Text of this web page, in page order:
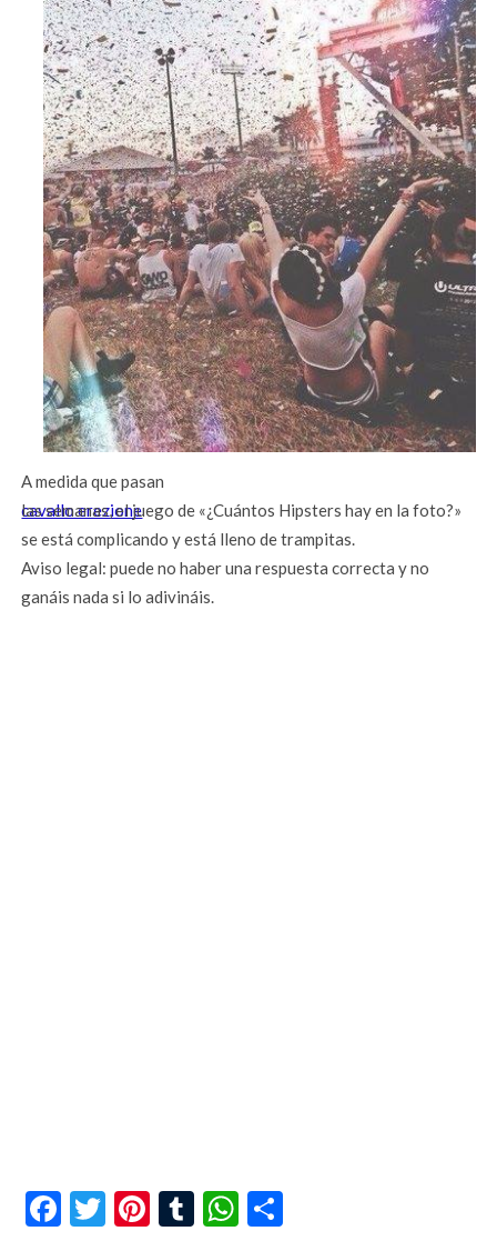
A medida que pasan
cavallo erezione
las semanas, el juego de «¿Cuántos Hipsters hay en la foto?»
se está complicando y está lleno de trampitas.
Aviso legal: puede no haber una respuesta correcta y no
ganáis nada si lo adivináis.
Facebook
Twitter
Pinterest
TumblrWhatsApp